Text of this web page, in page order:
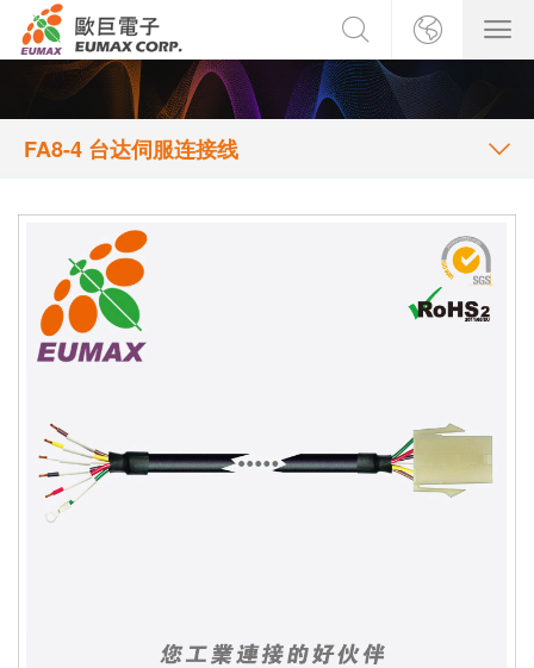
FA8-4 台达伺服连接线